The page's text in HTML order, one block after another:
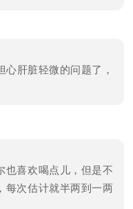
心肝脏轻微的问题了，
也喜欢喝点儿，但是不
每次估计就半两到一两